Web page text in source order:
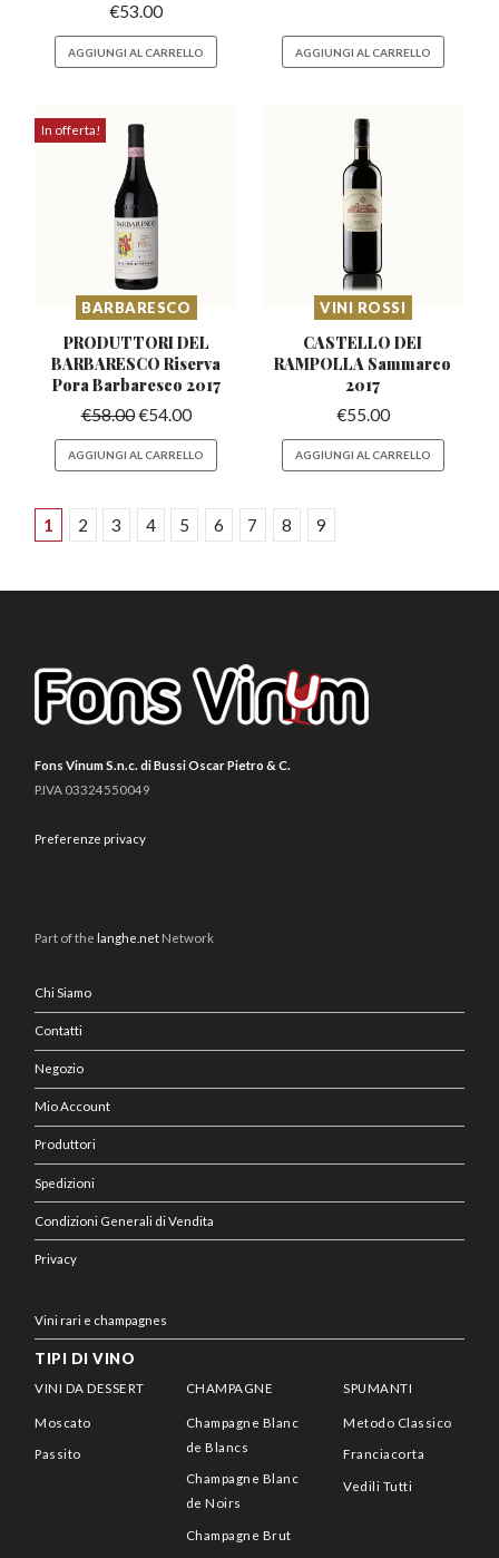
€53.00
AGGIUNGI AL CARRELLO AGGIUNGI AL CARRELLO
In offerta!
BARBARESCO
PRODUTTORI DEL
BARBARESCO Riserva
Pora Barbaresco 2017
€58.00€54.00
AGGIUNGI AL CARRELLO
VINI ROSSI
CASTELLO DEI
RAMPOLLA Sammarco
2017
€55.00
AGGIUNGI AL CARRELLO
1 2 3 4 5 6 7 8 9
Fons Vinum S.n.c. di Bussi Oscar Pietro & C.
P.IVA 03324550049
Preferenze privacy
Part of thelanghe.net Network
Chi Siamo
Contatti
Negozio
Mio Account
Produttori
Spedizioni
Condizioni Generali di Vendita
Privacy
Vini rari e champagnes
TIPI DI VINO
VINI DA DESSERT
Moscato
Passito
CHAMPAGNE
Champagne Blanc
de Blancs
Champagne Blanc
de Noirs
Champagne Brut
SPUMANTI
Metodo Classico
Franciacorta
Vedili Tutti